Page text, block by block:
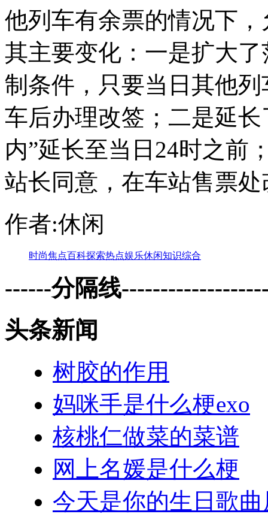
他列车有余票的情况下
其主要变化：一是扩大
制条件，只要当日其他
车后办理改签；二是延
内”延长至当日24时之前
站长同意，在车站售票
作者:休闲
时尚焦点百科探索热点娱乐休闲知识综合
------分隔线
头条新闻
树胶的作用
妈咪手是什么梗exo
核桃仁做菜的菜谱
网上名媛是什么梗
今天是你的生日歌